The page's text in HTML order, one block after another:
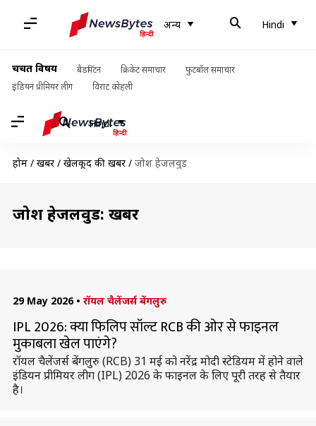
अन्य Hindi
चर्चित विषय बैडमिंटन क्रिकेट समाचार
फुटबॉल समाचार
इंडियन प्रीमियर लीग
विराट कोहली
Hindi
होम / खबरें / खेलकूद की खबरें / जोश हेजलवुड
जोश हेजलवुड: खबरें
29 May 2026 • रॉयल चैलेंजर्स बेंगलुरु
IPL 2026: क्या फिलिप सॉल्ट RCB की ओर से फाइनल
मुकाबला खेल पाएंगे?
रॉयल चैलेंजर्स बेंगलुरु (RCB) 31 मई को नरेंद्र मोदी स्टेडियम में होने वाले
इंडियन प्रीमियर लीग (IPL) 2026 के फाइनल के लिए पूरी तरह से तैयार
है।